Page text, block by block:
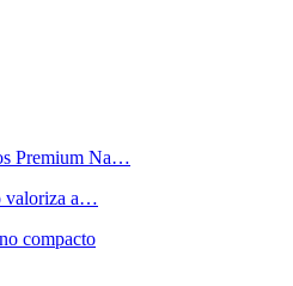
Premium Na…
valoriza a…
compacto